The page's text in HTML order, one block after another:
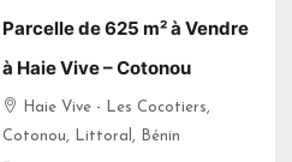
Parcelle de 625 m² à Vendre
à Haie Vive – Cotonou
Haie Vive - Les Cocotiers,
Cotonou, Littoral, Bénin